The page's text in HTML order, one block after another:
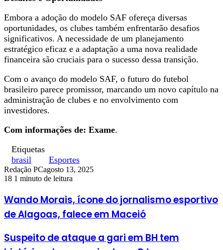
Embora a adoção do modelo SAF ofereça diversas
oportunidades, os clubes também enfrentarão desafios
significativos. A necessidade de um planejamento
estratégico eficaz e a adaptação a uma nova realidade
financeira são cruciais para o sucesso dessa transição.
Com o avanço do modelo SAF, o futuro do futebol
brasileiro parece promissor, marcando um novo capítulo na
administração de clubes e no envolvimento com
investidores.
Com informações de: Exame.
Etiquetas
brasil
Esportes
Redação PCagosto 13, 2025
18 1 minuto de leitura
Wando Morais, ícone do jornalismo esportivo
de Alagoas, falece em Maceió
Suspeito de ataque a gari em BH tem